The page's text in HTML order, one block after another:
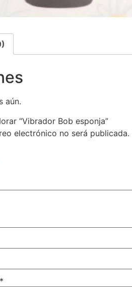
aún.
“Vibrador Bob esponja”
electrónico no será publicada.
*